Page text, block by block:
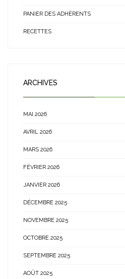
PANIER DES ADHÉRENTS
RECETTES
ARCHIVES
MAI 2026
AVRIL 2026
MARS 2026
FÉVRIER 2026
JANVIER 2026
DÉCEMBRE 2025
NOVEMBRE 2025
OCTOBRE 2025
SEPTEMBRE 2025
AOÛT 2025